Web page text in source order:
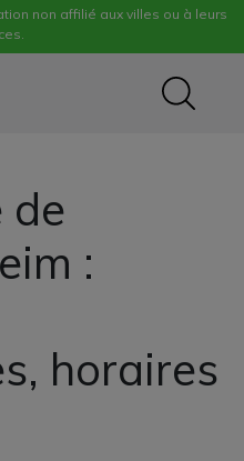
non affilié aux villes ou à leurs
de
:
horaires